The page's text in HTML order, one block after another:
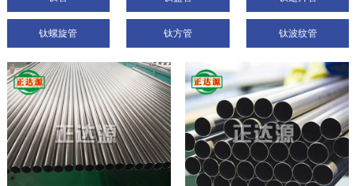
钛螺旋管 钛方管 钛波纹管